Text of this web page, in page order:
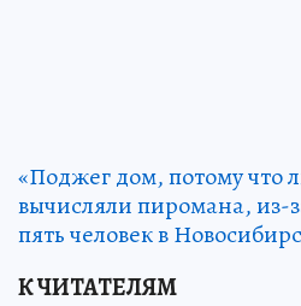
«Поджег дом, потому что
вычисляли пиромана, из-
пять человек в
К ЧИТАТЕЛЯМ